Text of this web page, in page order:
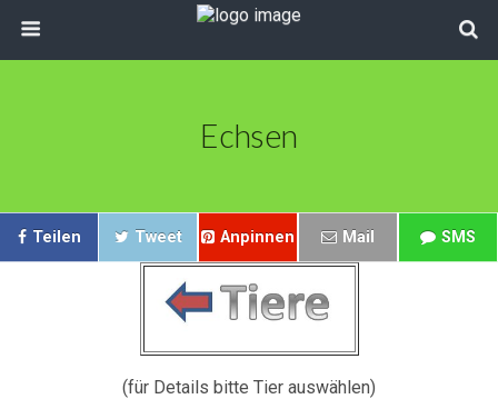
Echsen
Teilen Tweet Anpinnen Mail SMS
(für Details bitte Tier auswählen)